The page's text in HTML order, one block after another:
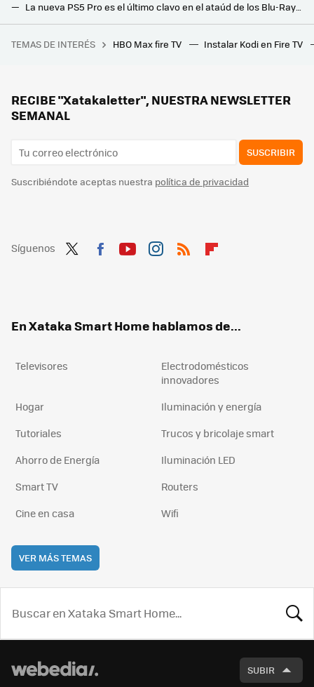
Google entierra su pieza de hardware más exitosa, el Chromecast. Los Fire TV se quedan sin competencia en un inesperado movimiento
El caradura más grande de Age of Empires 2 que ganó un torneo con la estrategia más estúpida que podría pasarte por la cabeza
TEMAS DE INTERÉS HBO Max fire TV Instalar Kodi en Fire TV
RECIBE "Xatakaletter", NUESTRA NEWSLETTER
SEMANAL
SUSCRIBIR
Suscribiéndote aceptas nuestra política de privacidad
Síguenos
En Xataka Smart Home hablamos de...
Televisores
Electrodomésticos
innovadores
Hogar
Iluminación y energía
Tutoriales
Trucos y bricolaje smart
Ahorro de Energía
Iluminación LED
Smart TV
Routers
Cine en casa
Wifi
VER MÁS TEMAS
SUBIR